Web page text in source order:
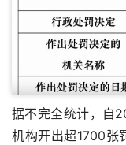
据不完全统计，自
机构开出超1700张